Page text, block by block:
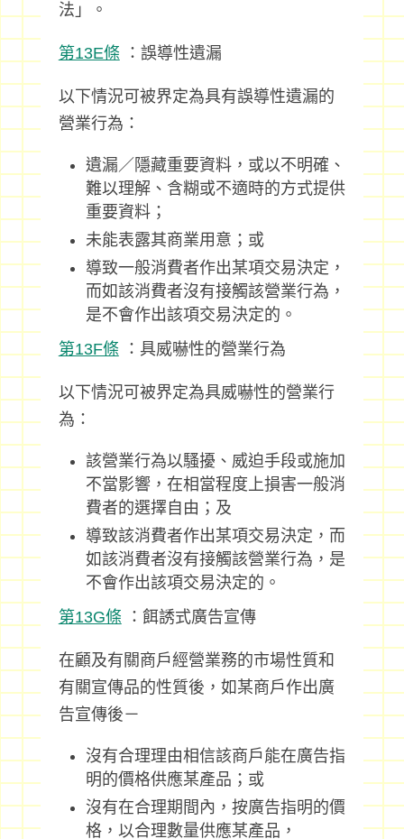
法」。
第13E條 ：誤導性遺漏
以下情況可被界定為具有誤導性遺漏的
營業行為：
遺漏／隱藏重要資料，或以不明確、
難以理解、含糊或不適時的方式提供
重要資料；
未能表露其商業用意；或
導致一般消費者作出某項交易決定，
而如該消費者沒有接觸該營業行為，
是不會作出該項交易決定的。
第13F條 ：具威嚇性的營業行為
以下情況可被界定為具威嚇性的營業行
為：
該營業行為以騷擾、威迫手段或施加
不當影響，在相當程度上損害一般消
費者的選擇自由；及
導致該消費者作出某項交易決定，而
如該消費者沒有接觸該營業行為，是
不會作出該項交易決定的。
第13G條 ：餌誘式廣告宣傳
在顧及有關商戶經營業務的市場性質和
有關宣傳品的性質後，如某商戶作出廣
告宣傳後－
沒有合理理由相信該商戶能在廣告指
明的價格供應某產品；或
沒有在合理期間內，按廣告指明的價
格，以合理數量供應某產品，